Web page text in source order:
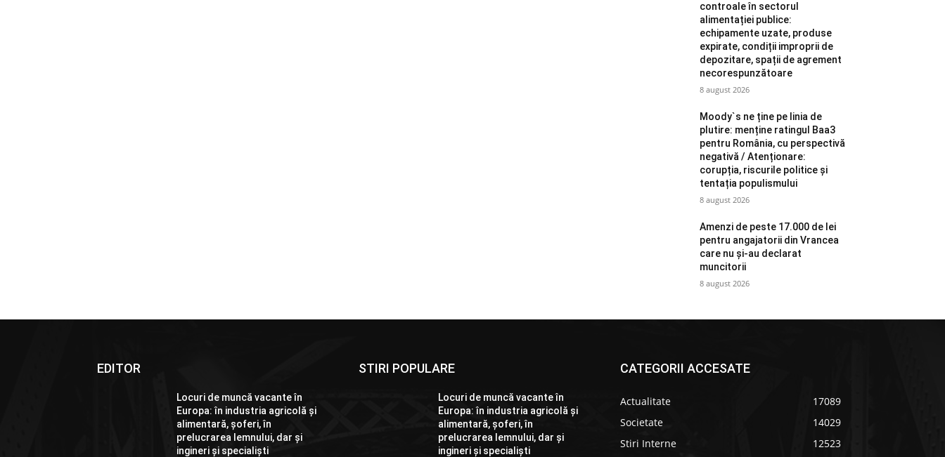
controale în sectorul
alimentației publice:
echipamente uzate, produse
expirate, condiții improprii de
depozitare, spații de agrement
necorespunzătoare
8 august 2026
Moody`s ne ține pe linia de
plutire: menține ratingul Baa3
pentru România, cu perspectivă
negativă / Atenționare:
corupția, riscurile politice și
tentația populismului
8 august 2026
Amenzi de peste 17.000 de lei
pentru angajatorii din Vrancea
care nu și-au declarat
muncitorii
8 august 2026
EDITOR
Locuri de muncă vacante în
Europa: în industria agricolă și
alimentară, șoferi, în
prelucrarea lemnului, dar și
ingineri și specialiști
STIRI POPULARE
Locuri de muncă vacante în
Europa: în industria agricolă și
alimentară, șoferi, în
prelucrarea lemnului, dar și
ingineri și specialiști
CATEGORII ACCESATE
Actualitate
17089
Societate
14029
Stiri Interne
12523